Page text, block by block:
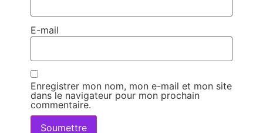
E-mail
Enregistrer mon nom, mon e-mail et mon site
dans le navigateur pour mon prochain
commentaire.